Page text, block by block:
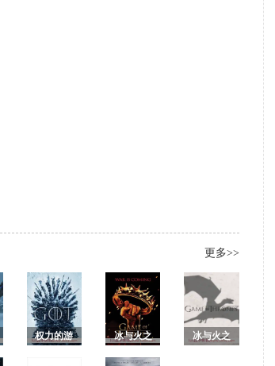
更多>>
权力的游
冰与火之
冰与火之